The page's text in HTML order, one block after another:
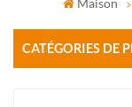
CATÉGORIES DE